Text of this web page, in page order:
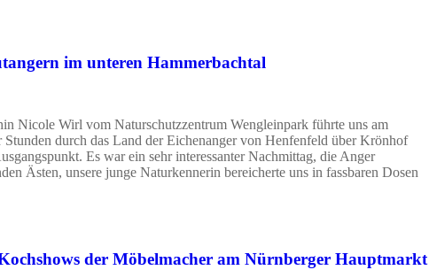
im unteren Hammerbachtal
Nicole Wirl vom Naturschutzzentrum Wengleinpark führte uns am
Stunden durch das Land der Eichenanger von Henfenfeld über Krönhof
Es war ein sehr interessanter Nachmittag, die Anger
Ästen, unsere junge Naturkennerin bereicherte uns in fassbaren Dosen
der Möbelmacher am Nürnberger Hauptmarkt